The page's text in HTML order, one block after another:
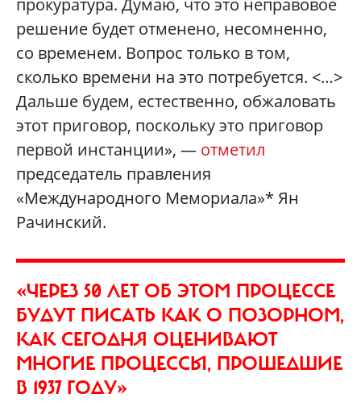
прокуратура. Думаю, что это неправовое
решение будет отменено, несомненно,
со временем. Вопрос только в том,
сколько времени на это потребуется. <…>
Дальше будем, естественно, обжаловать
этот приговор, поскольку это приговор
первой инстанции», — отметил
председатель правления
«Международного Мемориала»* Ян
Рачинский.
«ЧЕРЕЗ 50 ЛЕТ ОБ ЭТОМ ПРОЦЕССЕ
БУДУТ ПИСАТЬ КАК О ПОЗОРНОМ,
КАК СЕГОДНЯ ОЦЕНИВАЮТ
МНОГИЕ ПРОЦЕССЫ, ПРОШЕДШИЕ
В 1937 ГОДУ»